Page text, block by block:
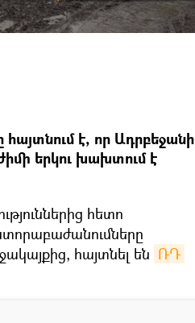
է, որ Ադրբեջանի
երկու խախտում է
հետո
հայտնել են ՌԴ